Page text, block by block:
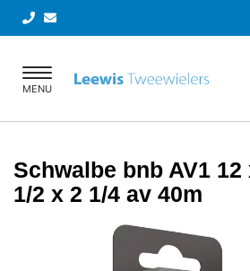
Toggle
navigation
MENU
Schwalbe bnb AV1 12
1/2 x 2 1/4 av 40m